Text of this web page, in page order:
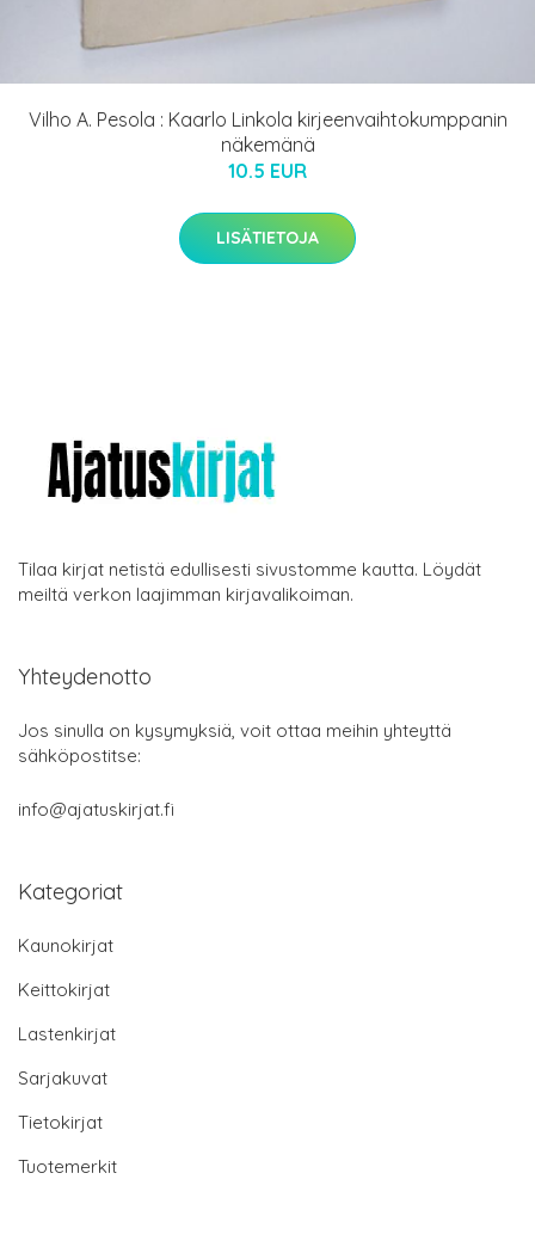
Vilho A. Pesola : Kaarlo Linkola kirjeenvaihtokumppanin
näkemänä
10.5 EUR
LISÄTIETOJA
Tilaa kirjat netistä edullisesti sivustomme kautta. Löydät
meiltä verkon laajimman kirjavalikoiman.
Yhteydenotto
Jos sinulla on kysymyksiä, voit ottaa meihin yhteyttä
sähköpostitse:
info@ajatuskirjat.fi
Kategoriat
Kaunokirjat
Keittokirjat
Lastenkirjat
Sarjakuvat
Tietokirjat
Tuotemerkit